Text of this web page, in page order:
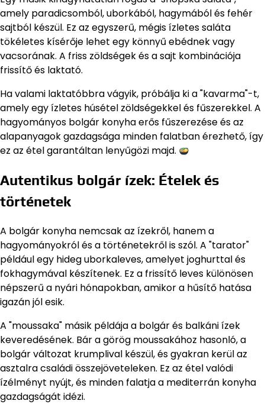
amely paradicsomból, uborkából, hagymából és fehér
sajtból készül. Ez az egyszerű, mégis ízletes saláta
tökéletes kísérője lehet egy könnyű ebédnek vagy
vacsorának. A friss zöldségek és a sajt kombinációja
frissítő és laktató.
Ha valami laktatóbbra vágyik, próbálja ki a "kavarma"-t,
amely egy ízletes húsétel zöldségekkel és fűszerekkel. A
hagyományos bolgár konyha erős fűszerezése és az
alapanyagok gazdagsága minden falatban érezhető, így
ez az étel garantáltan lenyűgözi majd.
Autentikus bolgár ízek: Ételek és
történetek
A bolgár konyha nemcsak az ízekről, hanem a
hagyományokról és a történetekről is szól. A "tarator"
például egy hideg uborkaleves, amelyet joghurttal és
fokhagymával készítenek. Ez a frissítő leves különösen
népszerű a nyári hónapokban, amikor a hűsítő hatása
igazán jól esik.
A "moussaka" másik példája a bolgár és balkáni ízek
keveredésének. Bár a görög moussakához hasonló, a
bolgár változat krumplival készül, és gyakran kerül az
asztalra családi összejöveteleken. Ez az étel valódi
ízélményt nyújt, és minden falatja a mediterrán konyha
gazdagságát idézi.